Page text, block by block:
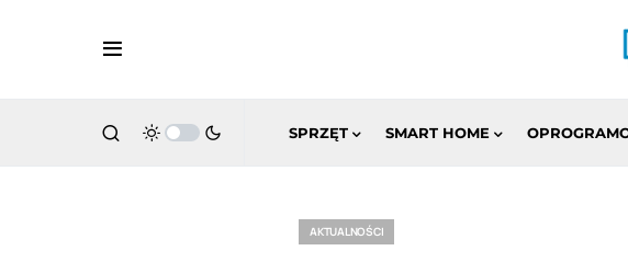
SPRZĘT SMART HOME
AKTUALNOŚCI